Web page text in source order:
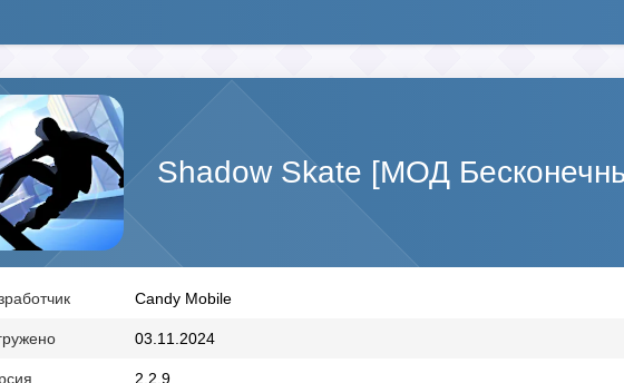
Shadow Skate [МОД
Candy Mobile
03.11.2024
2.2.9